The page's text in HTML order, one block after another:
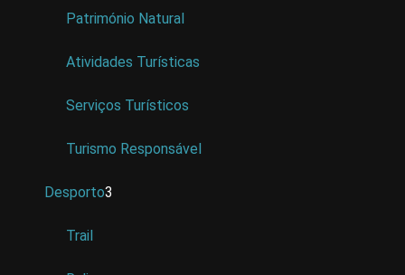
Património Natural
Atividades Turísticas
Serviços Turísticos
Turismo Responsável
Desporto3
Trail